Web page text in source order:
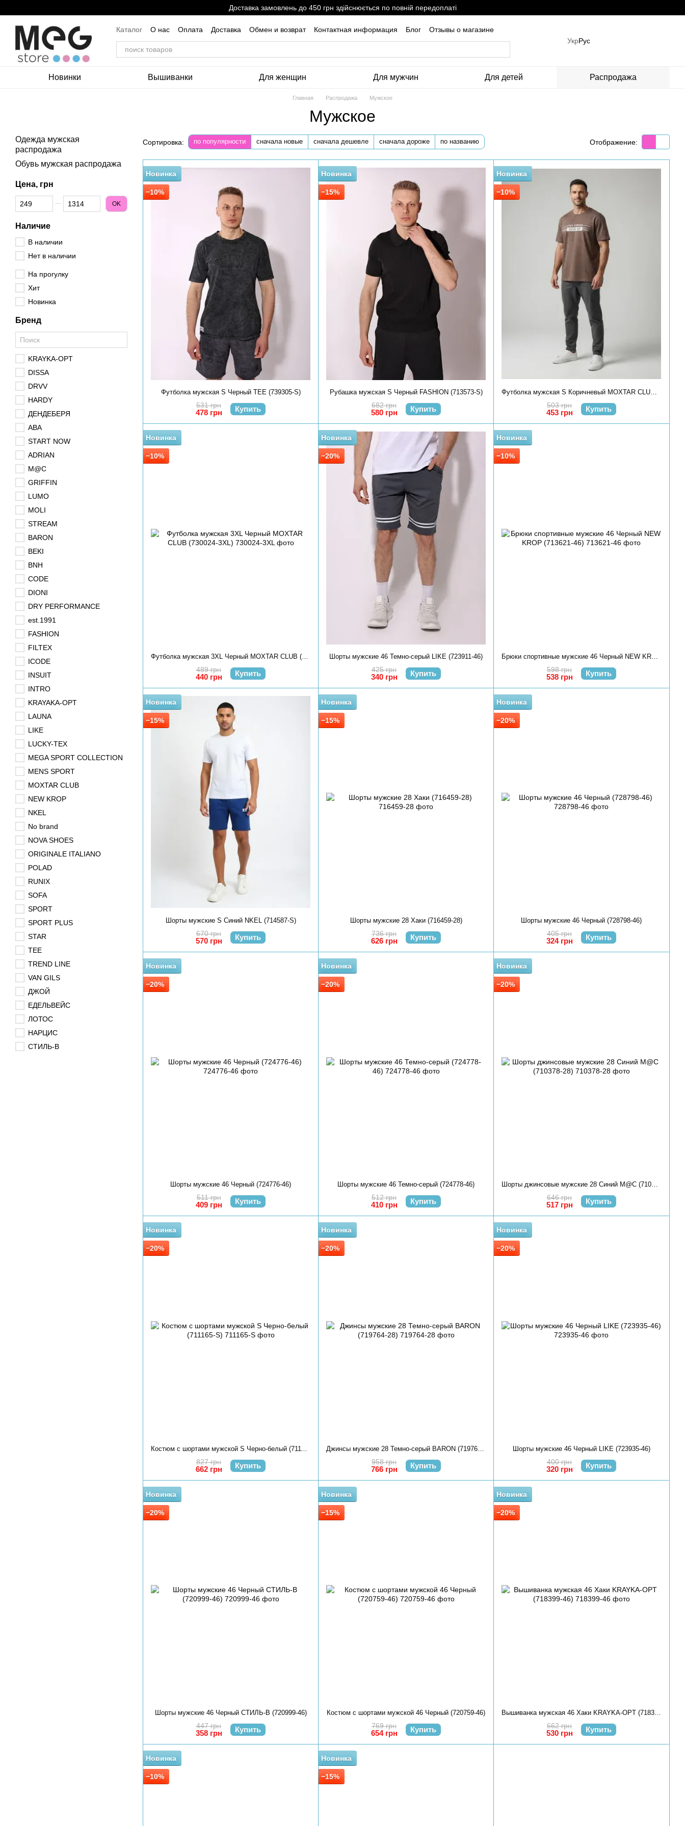
Доставка замовлень до 450 грн здійснюється по повній передоплаті
Каталог О нас Оплата Доставка Обмен и возврат Контактная информация Блог
Отзывы о магазине
Пользовательское соглашение
УкрРус
Новинки Вышиванки Для женщин Для мужчин Для детей Распродажа
Главная Распродажа Мужское
Мужское
Сортировка: по популярности сначала новые сначала дешевле сначала дороже по названию Отображение:
Новинка
−10%
Футболка мужская S Черный TEE (739305-S)
531 грн
478 грн Купить
Новинка
−15%
Рубашка мужская S Черный FASHION (713573-S)
682 грн
580 грн Купить
Новинка
−10%
Футболка мужская S Коричневый MOXTAR CLUB (729910-S)
503 грн
453 грн Купить
Новинка
−10%
489 грн
440 грн Купить
Новинка
−20%
Шорты мужские 46 Темно-серый LIKE (723911-46)
425 грн
340 грн Купить
Новинка
−10%
598 грн
538 грн Купить
Новинка
−15%
Шорты мужские S Синий NKEL (714587-S)
670 грн
570 грн Купить
Новинка
−15%
Шорты мужские 28 Хаки (716459-28)
736 грн
626 грн Купить
Новинка
−20%
Шорты мужские 46 Черный (728798-46)
405 грн
324 грн Купить
Новинка
−20%
Шорты мужские 46 Черный (724776-46)
511 грн
409 грн Купить
Новинка
−20%
Шорты мужские 46 Темно-серый (724778-46)
512 грн
410 грн Купить
Новинка
−20%
Шорты джинсовые мужские 28 Синий M@C (710378-28)
646 грн
517 грн Купить
Новинка
−20%
827 грн
662 грн Купить
Новинка
−20%
958 грн
766 грн Купить
Новинка
−20%
Шорты мужские 46 Черный LIKE (723935-46)
400 грн
320 грн Купить
Новинка
−20%
Шорты мужские 46 Черный СТИЛЬ-В (720999-46)
447 грн
358 грн Купить
Новинка
−15%
Костюм с шортами мужской 46 Черный (720759-46)
769 грн
654 грн Купить
Новинка
−20%
662 грн
530 грн Купить
Новинка
−10%
Новинка
−15%
Одежда мужская
распродажа
Обувь мужская распродажа
Цена, грн
От Цена, грн
До Цена, грн OK
Наличие
В наличии
Нет в наличии
На прогулку
Хит
Новинка
Бренд
KRAYKA-OPT
DISSA
DRVV
HARDY
ДЕНДЕБЕРЯ
ABA
START NOW
ADRIAN
M@C
GRIFFIN
LUMO
MOLI
STREAM
BARON
BEKI
BNH
CODE
DIONI
DRY PERFORMANCE
est.1991
FASHION
FILTEX
ICODE
INSUIT
INTRO
KRAYAKA-OPT
LAUNA
LIKE
LUCKY-TEX
MEGA SPORT COLLECTION
MENS SPORT
MOXTAR CLUB
NEW KROP
NKEL
No brand
NOVA SHOES
ORIGINALE ITALIANO
POLAD
RUNIX
SOFA
SPORT
SPORT PLUS
STAR
TEE
TREND LINE
VAN GILS
ДЖОЙ
ЕДЕЛЬВЕЙС
ЛОТОС
НАРЦИС
СТИЛЬ-В